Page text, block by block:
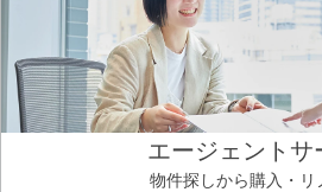
エージェントサ
物件探しから購入・リ